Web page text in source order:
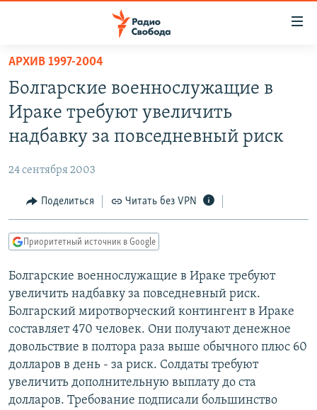
упрощенного
доступа
Вернуться
основному
Вернутся
Вернутся
поиску
ПОДКАСТЫ
АВТОРСКИЕ ПРОЕКТЫ
МНЕНИЯ
КУЛЬТУРА
КАВКАЗ.РЕАЛИИ
СЕВЕР.РЕАЛИИ
СИБИРЬ.РЕАЛИИ
РАСПИСАНИЕ ВЕЩАНИЯ
ПОДПИШИТЕСЬ НА РАССЫЛКУ
СОЦИАЛЬНЫЕ СЕТИ
АРХИВ 1997-2004
Болгарские военнослужащие в
Ираке требуют увеличить
надбавку за повседневный риск
24 сентября 2003
Поделиться Читать без VPN
Приоритетный источник в Google
Болгарские военнослужащие в Ираке требуют
увеличить надбавку за повседневный риск.
Болгарский миротворческий контингент в Ираке
составляет 470 человек. Они получают денежное
довольствие в полтора раза выше обычного плюс 60
долларов в день - за риск. Солдаты требуют
увеличить дополнительную выплату до ста
долларов. Требование подписали большинство